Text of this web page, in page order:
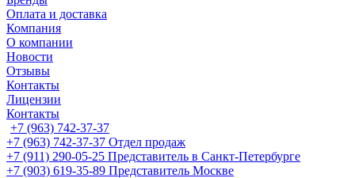
Оплата и доставка
Компания
О компании
Новости
Отзывы
Контакты
Лицензии
Контакты
+7 (963) 742-37-37
+7 (963) 742-37-37 Отдел продаж
+7 (911) 290-05-25 Представитель в Санкт-Петербурге
+7 (903) 619-35-89 Представитель Москве